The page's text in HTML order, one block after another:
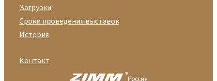
Загрузки
Сроки проведения выставок
История
Контакт